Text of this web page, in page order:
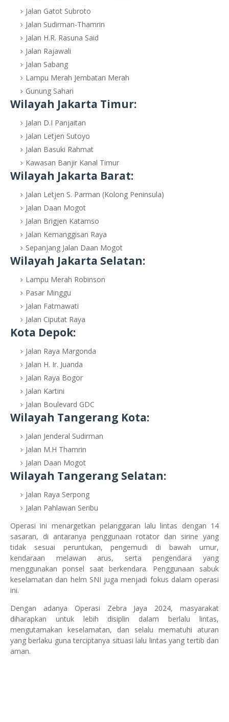
Jalan Gatot Subroto
Jalan Sudirman-Thamrin
Jalan H.R. Rasuna Said
Jalan Rajawali
Jalan Sabang
Lampu Merah Jembatan Merah
Gunung Sahari
Wilayah Jakarta Timur:
Jalan D.I Panjaitan
Jalan Letjen Sutoyo
Jalan Basuki Rahmat
Kawasan Banjir Kanal Timur
Wilayah Jakarta Barat:
Jalan Letjen S. Parman (Kolong Peninsula)
Jalan Daan Mogot
Jalan Brigjen Katamso
Jalan Kemanggisan Raya
Sepanjang Jalan Daan Mogot
Wilayah Jakarta Selatan:
Lampu Merah Robinson
Pasar Minggu
Jalan Fatmawati
Jalan Ciputat Raya
Kota Depok:
Jalan Raya Margonda
Jalan H. Ir. Juanda
Jalan Raya Bogor
Jalan Kartini
Jalan Boulevard GDC
Wilayah Tangerang Kota:
Jalan Jenderal Sudirman
Jalan M.H Thamrin
Jalan Daan Mogot
Wilayah Tangerang Selatan:
Jalan Raya Serpong
Jalan Pahlawan Seribu
Operasi ini menargetkan pelanggaran lalu lintas dengan 14
sasaran, di antaranya penggunaan rotator dan sirine yang
tidak sesuai peruntukan, pengemudi di bawah umur,
kendaraan melawan arus, serta pengendara yang
menggunakan ponsel saat berkendara. Penggunaan sabuk
keselamatan dan helm SNI juga menjadi fokus dalam operasi
ini.
Dengan adanya Operasi Zebra Jaya 2024, masyarakat
diharapkan untuk lebih disiplin dalam berlalu lintas,
mengutamakan keselamatan, dan selalu mematuhi aturan
yang berlaku guna terciptanya situasi lalu lintas yang tertib dan
aman.